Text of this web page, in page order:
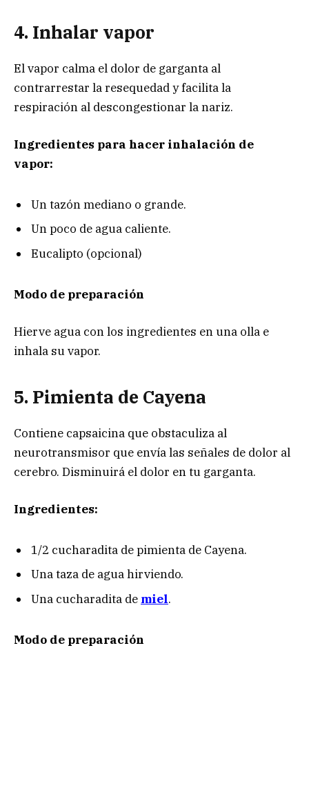
4. Inhalar vapor
El vapor calma el dolor de garganta al
contrarrestar la resequedad y facilita la
respiración al descongestionar la nariz.
Ingredientes para hacer inhalación de
vapor:
Un tazón mediano o grande.
Un poco de agua caliente.
Eucalipto (opcional)
Modo de preparación
Hierve agua con los ingredientes en una olla e
inhala su vapor.
5. Pimienta de Cayena
Contiene capsaicina que obstaculiza al
neurotransmisor que envía las señales de dolor al
cerebro. Disminuirá el dolor en tu garganta.
Ingredientes:
1/2 cucharadita de pimienta de Cayena.
Una taza de agua hirviendo.
Una cucharadita de miel.
Modo de preparación